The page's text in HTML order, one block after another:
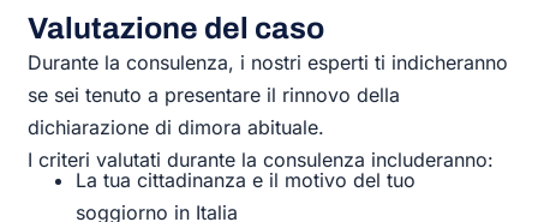
Valutazione del caso
Durante la consulenza, i nostri esperti ti indicheranno
se sei tenuto a presentare il rinnovo della
dichiarazione di dimora abituale.
I criteri valutati durante la consulenza includeranno:
La tua cittadinanza e il motivo del tuo
soggiorno in Italia